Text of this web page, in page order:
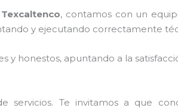
, contamos con un
y ejecutando correctamente
y honestos, apuntando a la
Te invitamos a que